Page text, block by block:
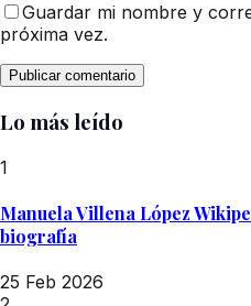
Guardar mi nombre y
próxima vez.
Lo más leído
1
Manuela Villena López
biografía
25 Feb 2026